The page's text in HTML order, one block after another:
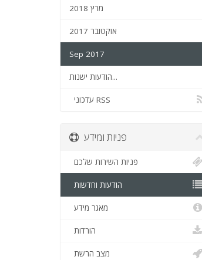
מרץ 2018
אוקטובר 2017
Sep 2017
הודעות ישנות...
עדכוני RSS
פניות ומידע
פניות השירות שלכם
הודעות וחדשות
מאגר מידע
הורדות
מצב הרשת